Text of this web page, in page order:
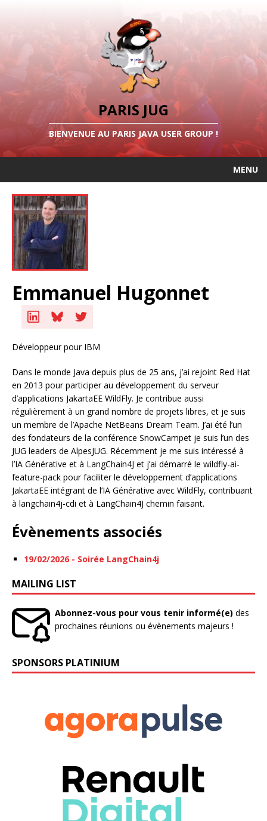
PARIS JUG
BIENVENUE AU PARIS JAVA USER GROUP !
MENU
Emmanuel Hugonnet
Développeur pour IBM
Dans le monde Java depuis plus de 25 ans, j’ai rejoint Red Hat
en 2013 pour participer au développement du serveur
d’applications JakartaEE WildFly. Je contribue aussi
régulièrement à un grand nombre de projets libres, et je suis
un membre de l’Apache NetBeans Dream Team. J’ai été l’un
des fondateurs de la conférence SnowCampet je suis l’un des
JUG leaders de AlpesJUG. Récemment je me suis intéressé à
l’IA Générative et à LangChain4J et j’ai démarré le wildfly-ai-
feature-pack pour faciliter le développement d’applications
JakartaEE intégrant de l’IA Générative avec WildFly, contribuant
à langchain4j-cdi et à LangChain4J chemin faisant.
Évènements associés
19/02/2026 - Soirée LangChain4j
MAILING LIST
Abonnez-vous pour vous tenir informé(e) des
prochaines réunions ou évènements majeurs !
SPONSORS PLATINIUM